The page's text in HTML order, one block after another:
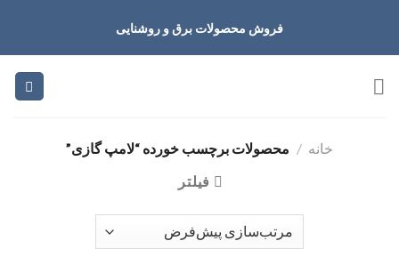
content
فروش محصولات برق و روشنایی
خانه / محصولات برچسب خورده “لامپ گازی”
فیلتر